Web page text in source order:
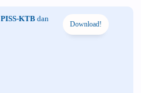
PISS-KTB dan
Download!